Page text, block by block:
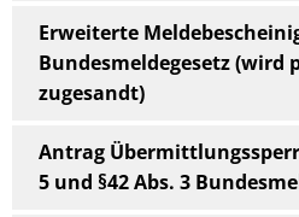
Erweiterte
Bundesmeldegesetz (wird
zugesandt)
Antrag
5 und §42 Abs. 3